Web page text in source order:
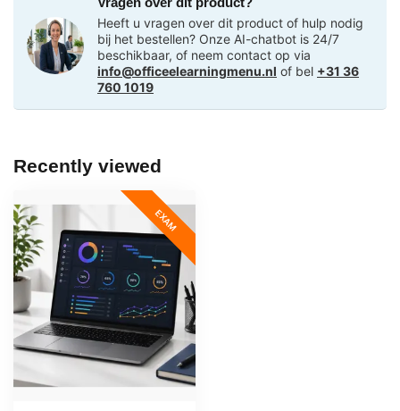
Heeft u vragen over dit product of hulp nodig
bij het bestellen? Onze AI-chatbot is 24/7
beschikbaar, of neem contact op via
info@officeelearningmenu.nl of bel +31 36
760 1019
Recently viewed
EXAM